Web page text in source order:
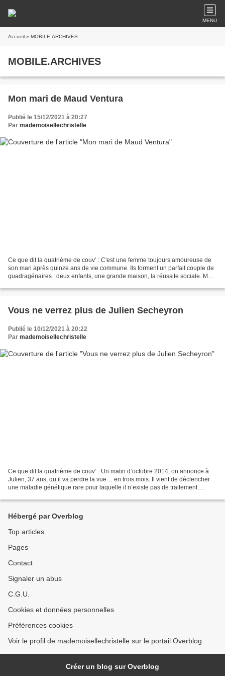
MENU
Accueil » MOBILE.ARCHIVES
MOBILE.ARCHIVES
Mon mari de Maud Ventura
Publié le 15/12/2021 à 20:27
Par mademoisellechristelle
Ce que dit la quatrième de couv’ : C'est une femme toujours amoureuse de
son mari après quinze ans de vie commune. Ils forment un parfait couple de
quadragénaires : deux enfants, une grande maison, la réussite sociale. Mais
Vous ne verrez plus de Julien Secheyron
Publié le 10/12/2021 à 20:22
Par mademoisellechristelle
Ce que dit la quatrième de couv’ : Un matin d’octobre 2014, on annonce à
Julien, 37 ans, qu’il va perdre la vue… en trois mois. Il vient de déclencher
une maladie génétique rare pour laquelle il n’existe pas de traitement.
Hébergé par Overblog
Top articles
Pages
Contact
Signaler un abus
C.G.U.
Cookies et données personnelles
Préférences cookies
Voir le profil de mademoisellechristelle sur le portail Overblog
Créer un blog sur Overblog